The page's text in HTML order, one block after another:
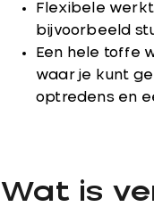
Flexibele
bijvoorbeeld
Een hele toffe
waar je kunt
optredens en
Wat is